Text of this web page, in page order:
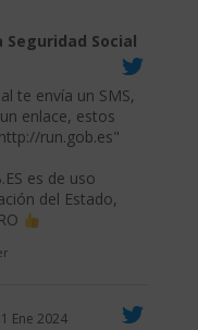
Social
te envía un SMS,
enlace, estos
http://run.gob.es"
es de uso
del Estado,
Ene 2024